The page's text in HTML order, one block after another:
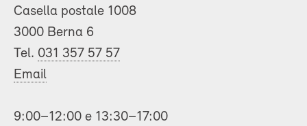
Casella postale 1008
3000 Berna 6
Tel. 031 357 57 57
Email
9:00–12:00 e 13:30–17:00